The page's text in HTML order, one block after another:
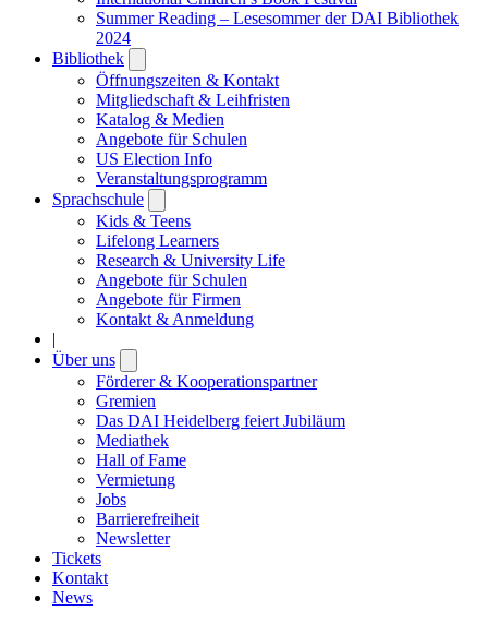
Summer Reading – Lesesommer der DAI Bibliothek
2024
Bibliothek
submenu
Öffnungszeiten & Kontakt
Mitgliedschaft & Leihfristen
Katalog & Medien
Angebote für Schulen
US Election Info
Veranstaltungsprogramm
Sprachschule
submenu
Kids & Teens
Lifelong Learners
Research & University Life
Angebote für Schulen
Angebote für Firmen
Kontakt & Anmeldung
|
Über uns
submenu
Förderer & Kooperationspartner
Gremien
Das DAI Heidelberg feiert Jubiläum
Mediathek
Hall of Fame
Vermietung
Jobs
Barrierefreiheit
Newsletter
Tickets
Kontakt
News